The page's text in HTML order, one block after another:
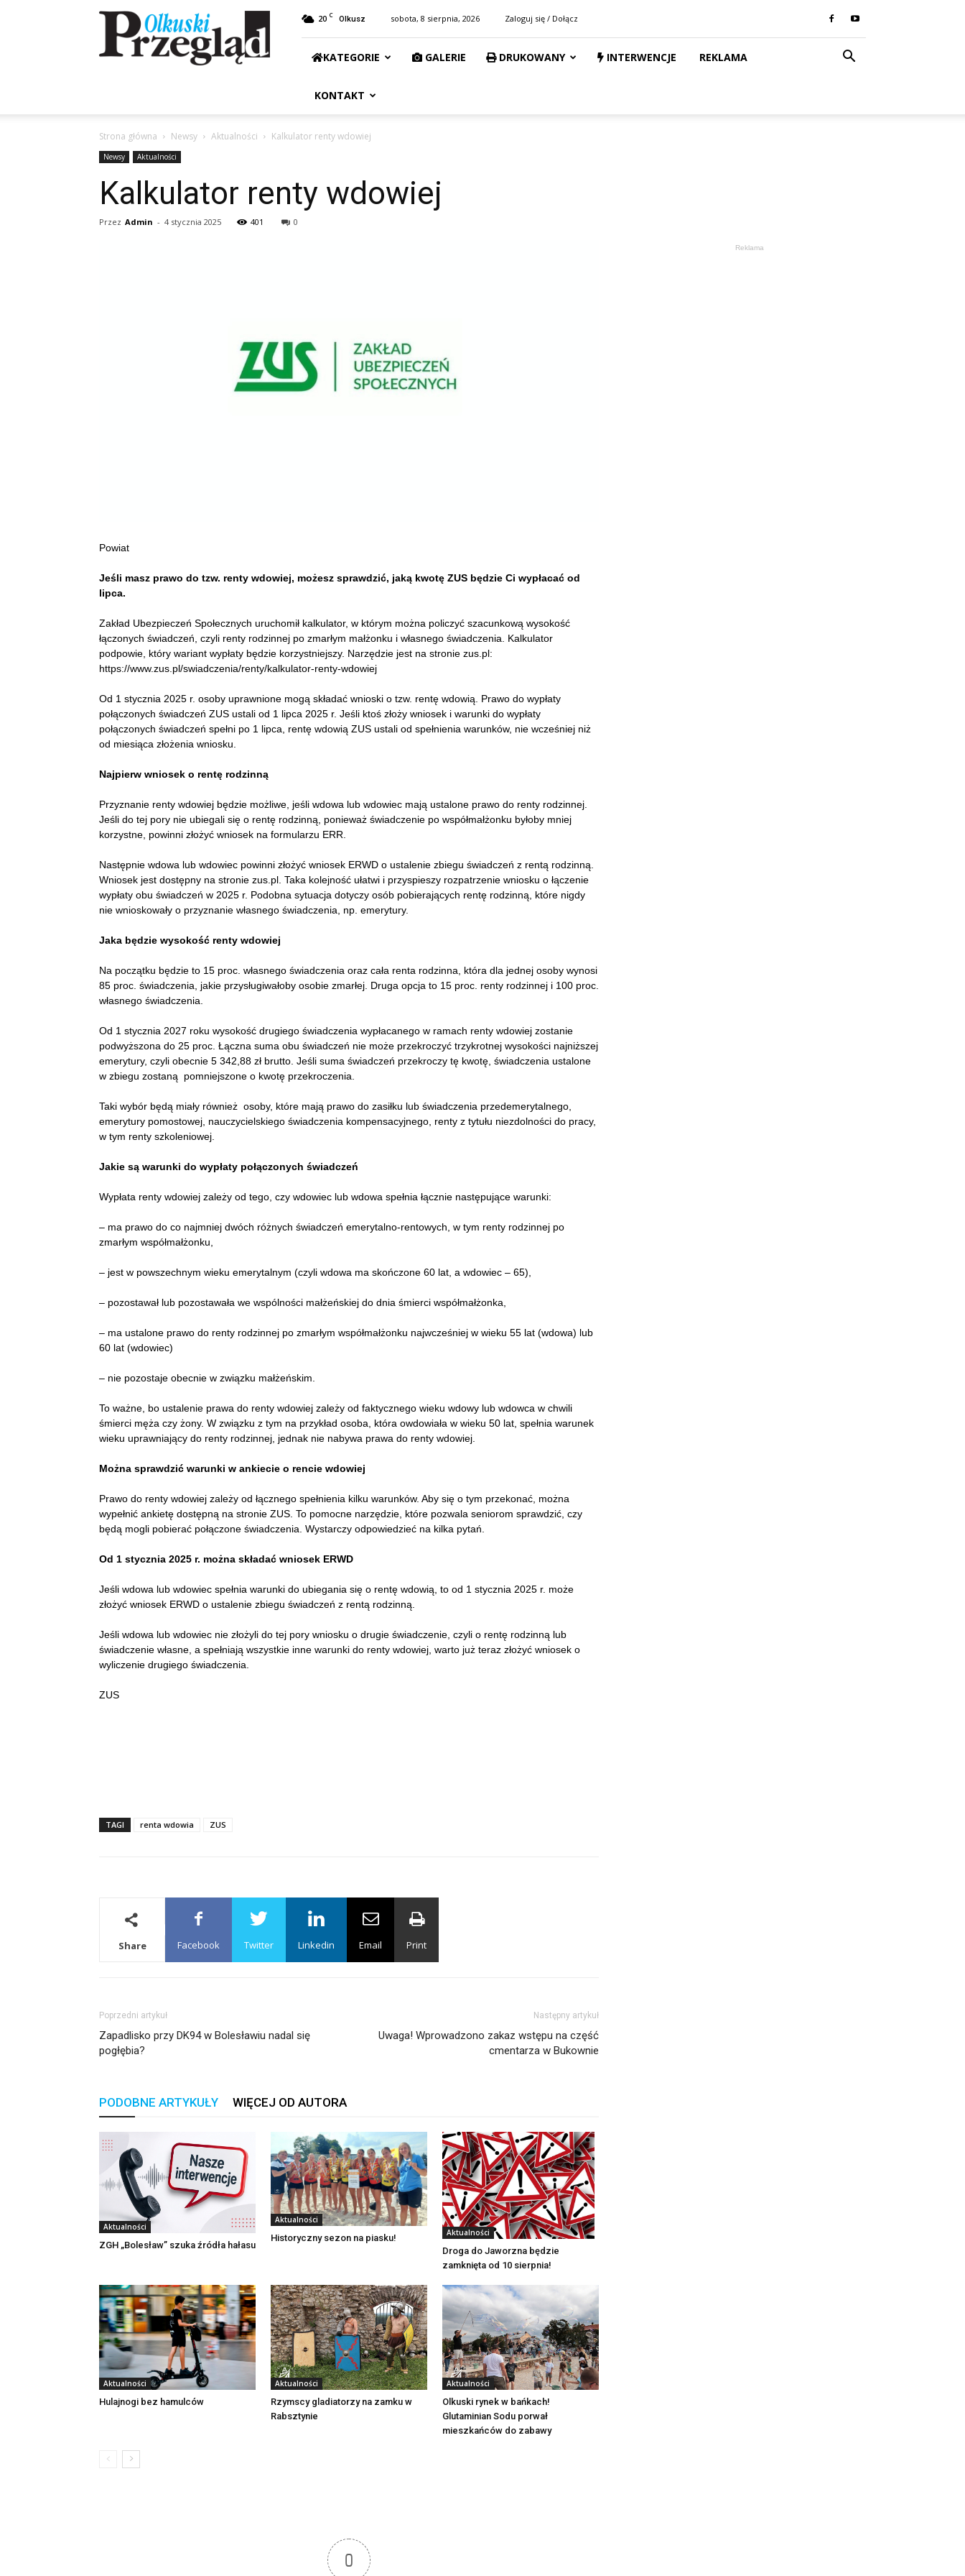
Przegląd
Olkuski
20 C Olkusz sobota, 8 sierpnia, 2026 Zaloguj się / Dołącz
KATEGORIE GALERIE DRUKOWANY INTERWENCJE REKLAMA
KONTAKT
Strona główna Newsy Aktualności Kalkulator renty wdowiej
Newsy Aktualności
Kalkulator renty wdowiej
Przez Admin - 4 stycznia 2025 401 0
Powiat
Jeśli masz prawo do tzw. renty wdowiej, możesz sprawdzić, jaką kwotę ZUS będzie Ci wypłacać od
lipca.
Zakład Ubezpieczeń Społecznych uruchomił kalkulator, w którym można policzyć szacunkową wysokość
łączonych świadczeń, czyli renty rodzinnej po zmarłym małżonku i własnego świadczenia. Kalkulator
podpowie, który wariant wypłaty będzie korzystniejszy. Narzędzie jest na stronie zus.pl:
https://www.zus.pl/swiadczenia/renty/kalkulator-renty-wdowiej
Od 1 stycznia 2025 r. osoby uprawnione mogą składać wnioski o tzw. rentę wdowią. Prawo do wypłaty
połączonych świadczeń ZUS ustali od 1 lipca 2025 r. Jeśli ktoś złoży wniosek i warunki do wypłaty
połączonych świadczeń spełni po 1 lipca, rentę wdowią ZUS ustali od spełnienia warunków, nie wcześniej niż
od miesiąca złożenia wniosku.
Najpierw wniosek o rentę rodzinną
Przyznanie renty wdowiej będzie możliwe, jeśli wdowa lub wdowiec mają ustalone prawo do renty rodzinnej.
Jeśli do tej pory nie ubiegali się o rentę rodzinną, ponieważ świadczenie po współmałżonku byłoby mniej
korzystne, powinni złożyć wniosek na formularzu ERR.
Następnie wdowa lub wdowiec powinni złożyć wniosek ERWD o ustalenie zbiegu świadczeń z rentą rodzinną.
Wniosek jest dostępny na stronie zus.pl. Taka kolejność ułatwi i przyspieszy rozpatrzenie wniosku o łączenie
wypłaty obu świadczeń w 2025 r. Podobna sytuacja dotyczy osób pobierających rentę rodzinną, które nigdy
nie wnioskowały o przyznanie własnego świadczenia, np. emerytury.
Jaka będzie wysokość renty wdowiej
Na początku będzie to 15 proc. własnego świadczenia oraz cała renta rodzinna, która dla jednej osoby wynosi
85 proc. świadczenia, jakie przysługiwałoby osobie zmarłej. Druga opcja to 15 proc. renty rodzinnej i 100 proc.
własnego świadczenia.
Od 1 stycznia 2027 roku wysokość drugiego świadczenia wypłacanego w ramach renty wdowiej zostanie
podwyższona do 25 proc. Łączna suma obu świadczeń nie może przekroczyć trzykrotnej wysokości najniższej
emerytury, czyli obecnie 5 342,88 zł brutto. Jeśli suma świadczeń przekroczy tę kwotę, świadczenia ustalone
w zbiegu zostaną pomniejszone o kwotę przekroczenia.
Taki wybór będą miały również osoby, które mają prawo do zasiłku lub świadczenia przedemerytalnego,
emerytury pomostowej, nauczycielskiego świadczenia kompensacyjnego, renty z tytułu niezdolności do pracy,
w tym renty szkoleniowej.
Jakie są warunki do wypłaty połączonych świadczeń
Wypłata renty wdowiej zależy od tego, czy wdowiec lub wdowa spełnia łącznie następujące warunki:
– ma prawo do co najmniej dwóch różnych świadczeń emerytalno-rentowych, w tym renty rodzinnej po
zmarłym współmałżonku,
– jest w powszechnym wieku emerytalnym (czyli wdowa ma skończone 60 lat, a wdowiec – 65),
– pozostawał lub pozostawała we wspólności małżeńskiej do dnia śmierci współmałżonka,
– ma ustalone prawo do renty rodzinnej po zmarłym współmałżonku najwcześniej w wieku 55 lat (wdowa) lub
60 lat (wdowiec)
– nie pozostaje obecnie w związku małżeńskim.
To ważne, bo ustalenie prawa do renty wdowiej zależy od faktycznego wieku wdowy lub wdowca w chwili
śmierci męża czy żony. W związku z tym na przykład osoba, która owdowiała w wieku 50 lat, spełnia warunek
wieku uprawniający do renty rodzinnej, jednak nie nabywa prawa do renty wdowiej.
Można sprawdzić warunki w ankiecie o rencie wdowiej
Prawo do renty wdowiej zależy od łącznego spełnienia kilku warunków. Aby się o tym przekonać, można
wypełnić ankietę dostępną na stronie ZUS. To pomocne narzędzie, które pozwala seniorom sprawdzić, czy
będą mogli pobierać połączone świadczenia. Wystarczy odpowiedzieć na kilka pytań.
Od 1 stycznia 2025 r. można składać wniosek ERWD
Jeśli wdowa lub wdowiec spełnia warunki do ubiegania się o rentę wdowią, to od 1 stycznia 2025 r. może
złożyć wniosek ERWD o ustalenie zbiegu świadczeń z rentą rodzinną.
Jeśli wdowa lub wdowiec nie złożyli do tej pory wniosku o drugie świadczenie, czyli o rentę rodzinną lub
świadczenie własne, a spełniają wszystkie inne warunki do renty wdowiej, warto już teraz złożyć wniosek o
wyliczenie drugiego świadczenia.
ZUS
TAGI renta wdowia ZUS
Share Facebook Twitter Linkedin Email Print
Poprzedni artykuł
Zapadlisko przy DK94 w Bolesławiu nadal się
pogłębia?
Następny artykuł
Uwaga! Wprowadzono zakaz wstępu na część
cmentarza w Bukownie
PODOBNE ARTYKUŁY WIĘCEJ OD AUTORA
Aktualności
ZGH „Bolesław” szuka źródła hałasu
Aktualności
Historyczny sezon na piasku! Aktualności
Droga do Jaworzna będzie
zamknięta od 10 sierpnia!
Aktualności
Hulajnogi bez hamulców
Aktualności
Rzymscy gladiatorzy na zamku w
Rabsztynie
Aktualności
Olkuski rynek w bańkach!
Glutaminian Sodu porwał
mieszkańców do zabawy
0
Reklama